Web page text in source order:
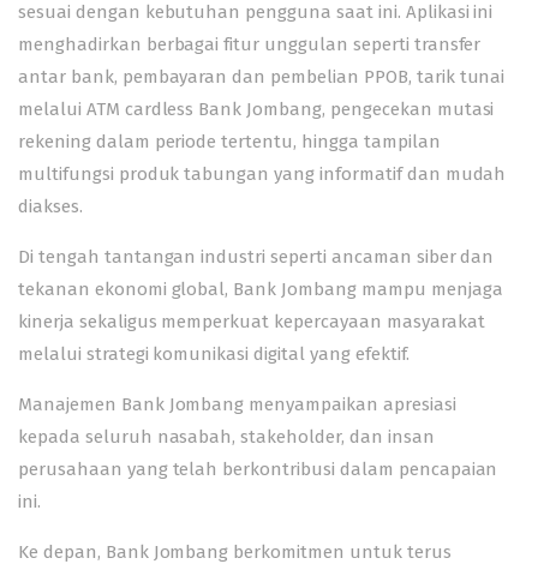
sesuai dengan kebutuhan pengguna saat ini. Aplikasi ini
menghadirkan berbagai fitur unggulan seperti transfer
antar bank, pembayaran dan pembelian PPOB, tarik tunai
melalui ATM cardless Bank Jombang, pengecekan mutasi
rekening dalam periode tertentu, hingga tampilan
multifungsi produk tabungan yang informatif dan mudah
diakses.
Di tengah tantangan industri seperti ancaman siber dan
tekanan ekonomi global, Bank Jombang mampu menjaga
kinerja sekaligus memperkuat kepercayaan masyarakat
melalui strategi komunikasi digital yang efektif.
Manajemen Bank Jombang menyampaikan apresiasi
kepada seluruh nasabah, stakeholder, dan insan
perusahaan yang telah berkontribusi dalam pencapaian
ini.
Ke depan, Bank Jombang berkomitmen untuk terus